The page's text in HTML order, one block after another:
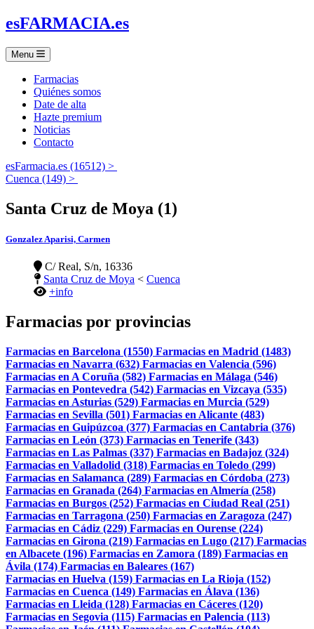
esFARMACIA.es
Menu
Farmacias
Quiénes somos
Date de alta
Hazte premium
Noticias
Contacto
esFarmacia.es (16512) >
Cuenca (149) >
Santa Cruz de Moya (1)
Gonzalez Aparisi, Carmen
C/ Real, S/n, 16336
Santa Cruz de Moya < Cuenca
+info
Farmacias por provincias
Farmacias en Barcelona (1550) Farmacias en Madrid (1483)
Farmacias en Navarra (632) Farmacias en Valencia (596)
Farmacias en A Coruña (582) Farmacias en Málaga (546)
Farmacias en Pontevedra (542) Farmacias en Vizcaya (535)
Farmacias en Asturias (529) Farmacias en Murcia (529)
Farmacias en Sevilla (501) Farmacias en Alicante (483)
Farmacias en Guipúzcoa (377) Farmacias en Cantabria (376)
Farmacias en León (373) Farmacias en Tenerife (343)
Farmacias en Las Palmas (337) Farmacias en Badajoz (324)
Farmacias en Valladolid (318) Farmacias en Toledo (299)
Farmacias en Salamanca (289) Farmacias en Córdoba (273)
Farmacias en Granada (264) Farmacias en Almería (258)
Farmacias en Burgos (252) Farmacias en Ciudad Real (251)
Farmacias en Tarragona (250) Farmacias en Zaragoza (247)
Farmacias en Cádiz (229) Farmacias en Ourense (224)
Farmacias en Girona (219) Farmacias en Lugo (217) Farmacias
en Albacete (196) Farmacias en Zamora (189) Farmacias en
Ávila (174) Farmacias en Baleares (167)
Farmacias en Huelva (159) Farmacias en La Rioja (152)
Farmacias en Cuenca (149) Farmacias en Álava (136)
Farmacias en Lleida (128) Farmacias en Cáceres (120)
Farmacias en Segovia (115) Farmacias en Palencia (113)